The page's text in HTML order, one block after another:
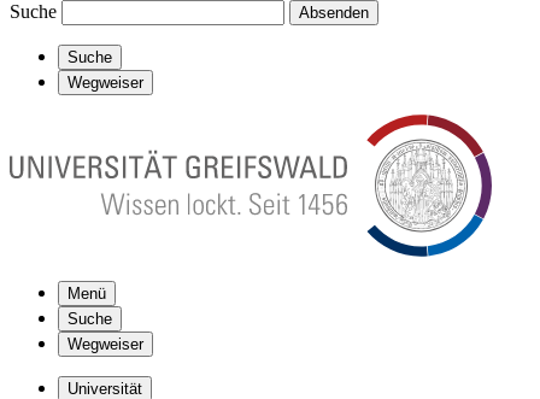
Suche Absenden
Suche
Wegweiser
Menü
Suche
Wegweiser
Universität